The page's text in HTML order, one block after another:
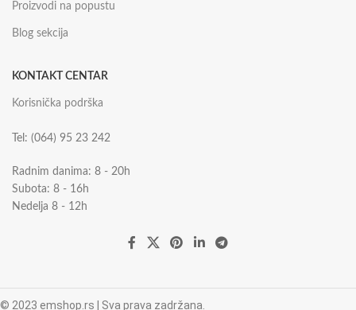
Proizvodi na popustu
Blog sekcija
KONTAKT CENTAR
Korisnička podrška
Tel: (064) 95 23 242
Radnim danima: 8 - 20h
Subota: 8 - 16h
Nedelja 8 - 12h
© 2023 emshop.rs | Sva prava zadržana.